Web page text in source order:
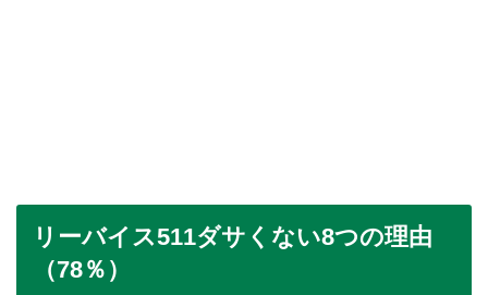
リーバイス511ダサくない8つの理由
（78％）